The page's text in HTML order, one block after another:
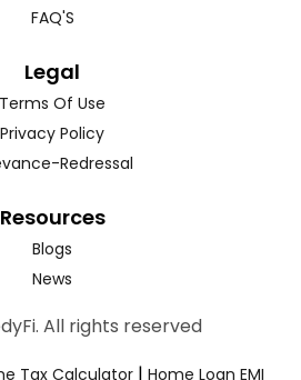
FAQ'S
Legal
Terms Of Use
Privacy Policy
Redressal
Resources
Blogs
News
All rights reserved
Tax Calculator | Home Loan EMI